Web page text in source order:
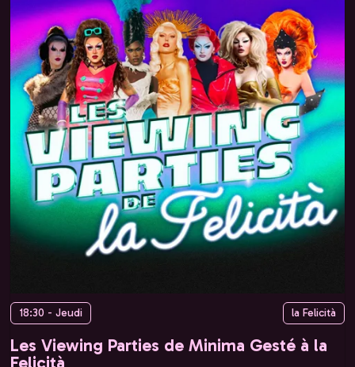
18:30 - Jeudi la Felicità
Les Viewing Parties de Minima Gesté à la